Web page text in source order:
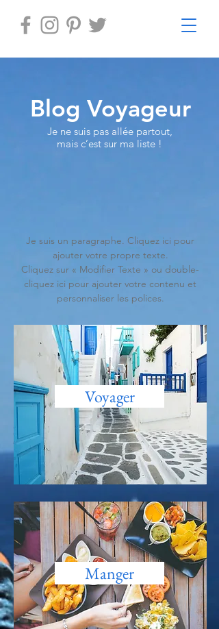
Blog Voyageur
Je ne suis pas allée partout,
mais c’est sur ma liste !
Je suis un paragraphe. Cliquez ici pour
ajouter votre propre texte.
Cliquez sur « Modifier Texte » ou double-
cliquez ici pour ajouter votre contenu et
personnaliser les polices.
Voyager
Manger